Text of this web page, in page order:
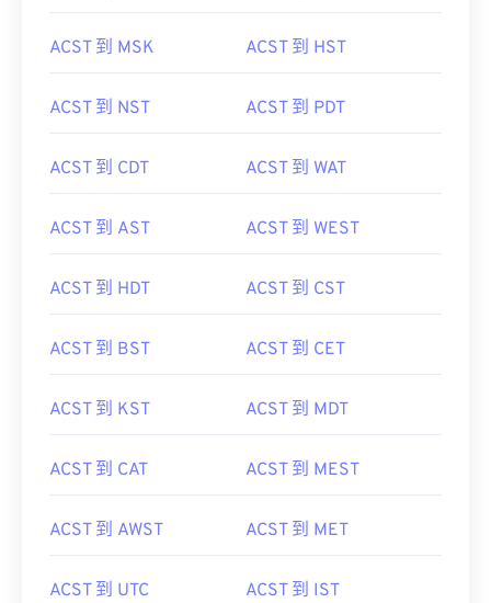
ACST 到 MSK ACST 到 HST
ACST 到 NST ACST 到 PDT
ACST 到 CDT ACST 到 WAT
ACST 到 AST ACST 到 WEST
ACST 到 HDT ACST 到 CST
ACST 到 BST ACST 到 CET
ACST 到 KST ACST 到 MDT
ACST 到 CAT ACST 到 MEST
ACST 到 AWST ACST 到 MET
ACST 到 UTC ACST 到 IST